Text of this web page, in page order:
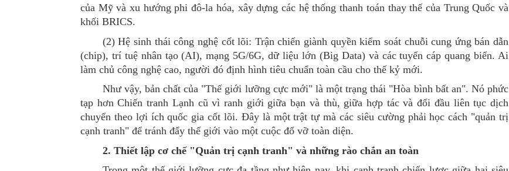
của Mỹ và xu hướng phi đô-la hóa, xây dựng các hệ thống thanh toán thay thế của Trung Quốc và
khối BRICS.
(2)Hệ sinh thái công nghệ cốt lõi: Trận chiến giành quyền kiểm soát chuỗi cung ứng bán dẫn
(chip), trí tuệ nhân tạo (AI), mạng 5G/6G, dữ liệu lớn (Big Data) và các tuyến cáp quang biển. Ai
làm chủ công nghệ cao, người đó định hình tiêu chuẩn toàn cầu cho thế kỷ mới.
Nhưvậy, bản chất của "Thế giới lưỡng cực mới" là một trạng thái "Hòa bình bất an". Nó phức
tạp hơn Chiến tranh Lạnh cũ vì ranh giới giữa bạn và thù, giữa hợp tác và đối đầu liên tục dịch
chuyển theo lợi ích quốc gia cốt lõi. Đây là một trật tự mà các siêu cường phải học cách "quản trị
cạnh tranh" để tránh đẩy thế giới vào một cuộc đổ vỡ toàn diện.
2. Thiết lập cơ chế "Quản trị cạnh tranh" và những rào chắn an toàn